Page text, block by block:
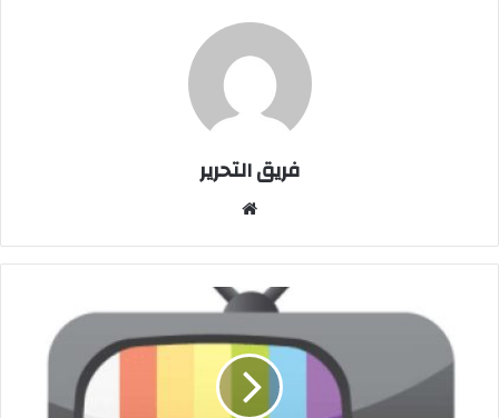
فريق التحرير
مشاهدة
التلفزيون